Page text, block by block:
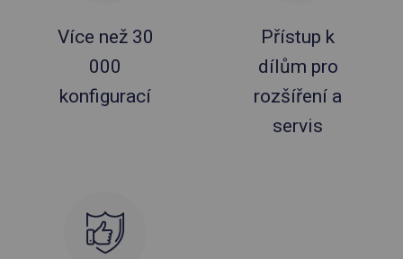
Více než 30
000
konfigurací
Přístup k
dílům pro
rozšíření a
servis